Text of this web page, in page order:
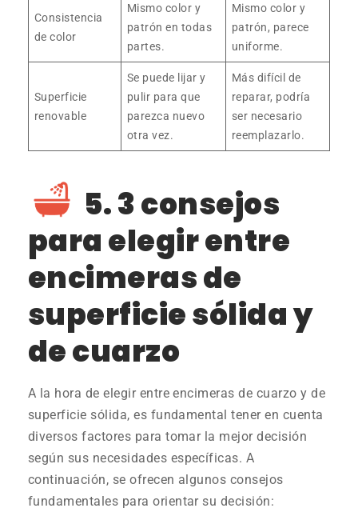
Consistencia
de color
Mismo color y
patrón en todas
partes.
Mismo color y
patrón, parece
uniforme.
Superficie
renovable
Se puede lijar y
pulir para que
parezca nuevo
otra vez.
Más difícil de
reparar, podría
ser necesario
reemplazarlo.
5. 3 consejos
para elegir entre
encimeras de
superficie sólida y
de cuarzo
A la hora de elegir entre encimeras de cuarzo y de
superficie sólida, es fundamental tener en cuenta
diversos factores para tomar la mejor decisión
según sus necesidades específicas. A
continuación, se ofrecen algunos consejos
fundamentales para orientar su decisión: